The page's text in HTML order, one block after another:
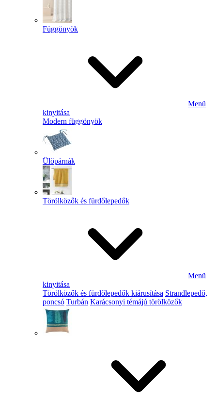
Függönyök
Menü
kinyitása
Modern függönyök
Ülőpárnák
Törölközők és fürdőlepedők
Menü
kinyitása
Törölközők és fürdőlepedők kiárusítása Strandlepedő,
poncsó Turbán Karácsonyi témájú törölközők